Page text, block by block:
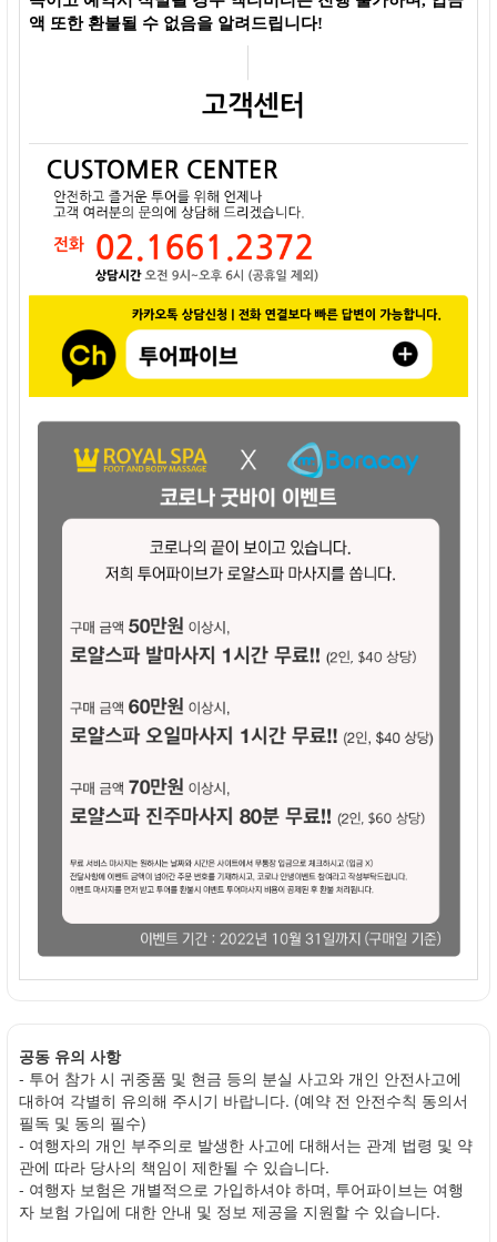
액 또한 환불될 수 없음을 알려드립니다!
공동 유의 사항
- 투어 참가 시 귀중품 및 현금 등의 분실 사고와 개인 안전사고에
대하여 각별히 유의해 주시기 바랍니다. (예약 전 안전수칙 동의서
필독 및 동의 필수)
- 여행자의 개인 부주의로 발생한 사고에 대해서는 관계 법령 및 약
관에 따라 당사의 책임이 제한될 수 있습니다.
- 여행자 보험은 개별적으로 가입하셔야 하며, 투어파이브는 여행
자 보험 가입에 대한 안내 및 정보 제공을 지원할 수 있습니다.